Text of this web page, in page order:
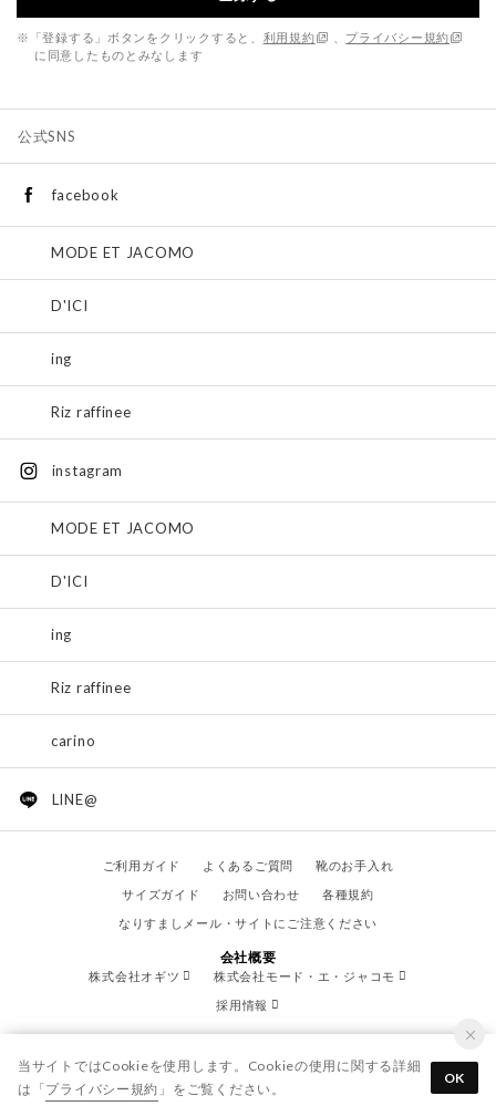
※「登録する」ボタンをクリックすると、 利用規約
プライバシー規約
に同意したものとみなします
公式SNS
facebook
MODE ET JACOMO
D'ICI
ing
Riz raffinee
instagram
MODE ET JACOMO
D'ICI
ing
Riz raffinee
carino
LINE@
ご利用ガイド よくあるご質問
靴のお手入れ
サイズガイド
お問い合わせ
各種規約
なりすましメール・サイトにご注意ください
会社概要
株式会社オギツ
株式会社モード・エ・ジャコモ
採用情報
当サイトではCookieを使用します。Cookieの使用に関する詳細
は「プライバシー規約 」をご覧ください。
OK